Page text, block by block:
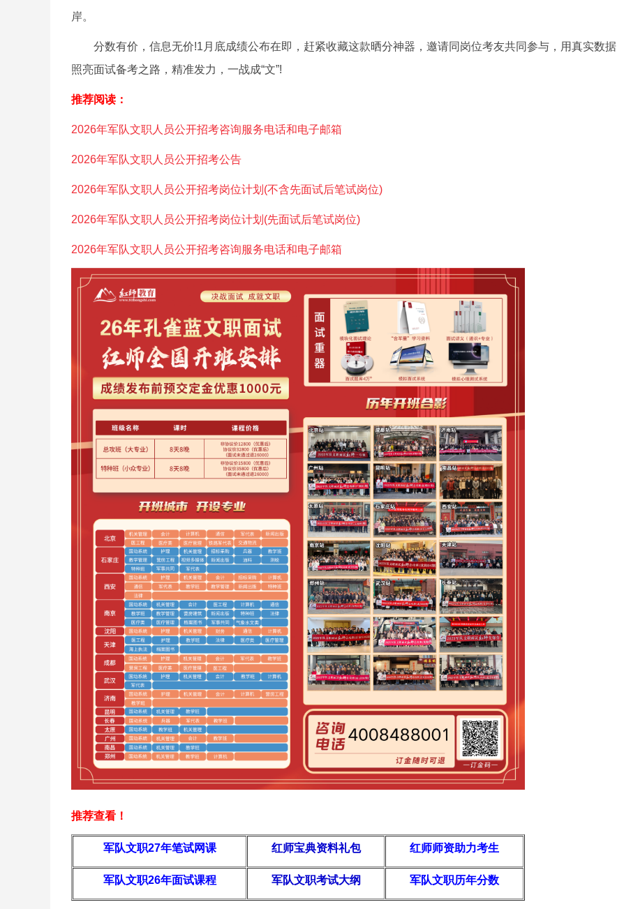
岸。
分数有价，信息无价!1月底成绩公布在即，赶紧收藏这款晒分神器，邀请同岗位考友共同参与，用真实数据
照亮面试备考之路，精准发力，一战成“文”!
推荐阅读：
2026年军队文职人员公开招考咨询服务电话和电子邮箱
2026年军队文职人员公开招考公告
2026年军队文职人员公开招考岗位计划(不含先面试后笔试岗位)
2026年军队文职人员公开招考岗位计划(先面试后笔试岗位)
2026年军队文职人员公开招考咨询服务电话和电子邮箱
推荐查看！
军队文职27年笔试网课 红师宝典资料礼包 红师师资助力考生
军队文职26年面试课程 军队文职考试大纲 军队文职历年分数